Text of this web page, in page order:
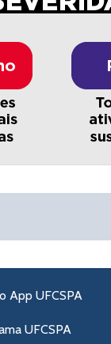
App UFCSPA
UFCSPA